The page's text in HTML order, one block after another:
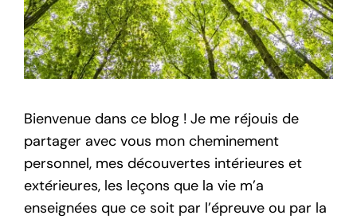
Bienvenue dans ce blog ! Je me réjouis de
partager avec vous mon cheminement
personnel, mes découvertes intérieures et
extérieures, les leçons que la vie m’a
enseignées que ce soit par l’épreuve ou par la